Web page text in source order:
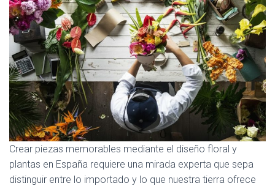
Crear piezas memorables mediante el diseño floral y
plantas en España requiere una mirada experta que sepa
distinguir entre lo importado y lo que nuestra tierra ofrece